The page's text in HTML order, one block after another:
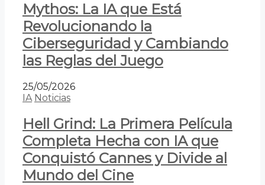
Mythos: La IA que Está
Revolucionando la
Ciberseguridad y Cambiando
las Reglas del Juego
25/05/2026
IA Noticias
Hell Grind: La Primera Película
Completa Hecha con IA que
Conquistó Cannes y Divide al
Mundo del Cine